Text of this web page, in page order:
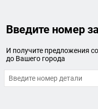
Введите номер
И получите предложения
до Вашего города